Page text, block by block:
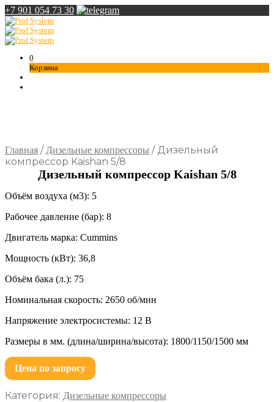
+7 901 054 73 30
0
Корзина
Главная / Дизельные компрессоры /Дизeльный
кoмпpeccoр Kaishan 5/8
Дизeльный кoмпpeccoр Kaishan 5/8
Объём воздуха (м3): 5
Рабочее давление (бар): 8
Двигатель марка: Cummins
Мощность (кВт): 36,8
Объём бака (л.): 75
Номинальная скорость: 2650 об/мин
Напряжение электросистемы: 12 В
Размеры в мм. (длина/ширина/высота): 1800/1150/1500 мм
Цена по запросу
Категория: Дизельные компрессоры